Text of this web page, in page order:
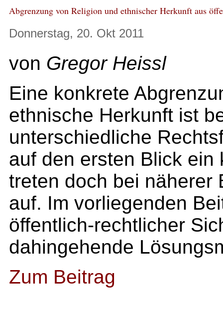
Abgrenzung von Religion und ethnischer Herkunft aus
Donnerstag, 20. Okt 2011
von Gregor Heissl
Eine konkrete
ethnische Herkunft ist
unterschiedliche
auf den ersten Blick
treten doch bei näherer
auf. Im vorliegenden
öffentlich-rechtlicher
dahingehende
Zum Beitrag